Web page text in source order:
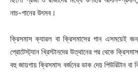
নাচ-গানের উৎসব।
ক্রিসমাস ক্যারল বা ক্রিসমাসের গান এসময়েই
প্রোটেস্ট্যান খ্রিস্টানদের উত্থানের পর থেকে
বহু জায়গায় ক্রিসমাস বর্জনের ডাক দেয় পিউরিটান বা